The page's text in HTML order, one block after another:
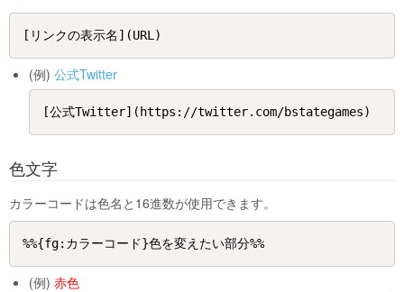
(例)公式Twitter
色文字
カラーコードは色名と16進数が使用できます。
(例)赤色